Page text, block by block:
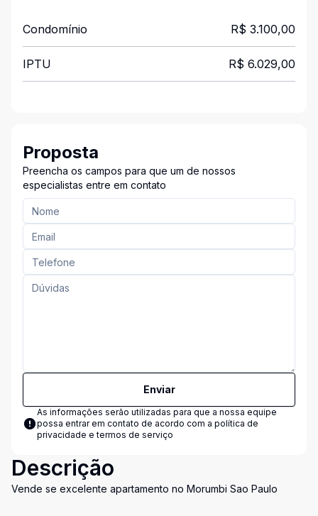
Condomínio R$ 3.100,00
IPTU R$ 6.029,00
Proposta
Preencha os campos para que um de nossos
especialistas entre em contato
Enviar
As informações serão utilizadas para que a nossa equipe
possa entrar em contato de acordo com a política de
privacidade e termos de serviço
Descrição
Vende se excelente apartamento no Morumbi Sao Paulo